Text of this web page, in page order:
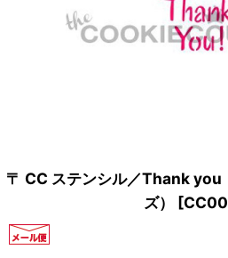
〒 CC ステンシル／Thank you
ズ）
[